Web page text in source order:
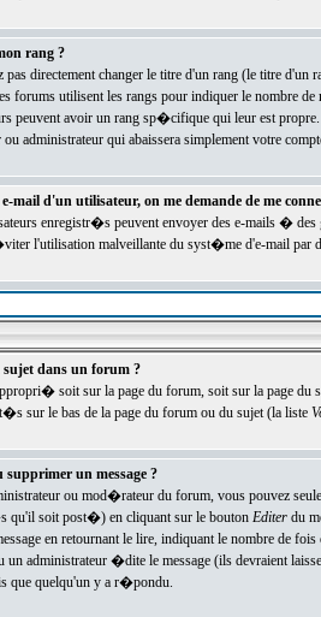
rang ?
directement changer le titre d'un rang (le titre d'un
utilisent les rangs pour indiquer le nombre de
peuvent avoir un rang sp�cifique qui leur est
administrateur qui abaissera simplement votre
mail d'un utilisateur, on me demande de me
enregistr�s peuvent envoyer des e-mails �
l'utilisation malveillante du syst�me d'e-mail par
dans un forum ?
soit sur la page du forum, soit sur la page du
sur le bas de la page du forum ou du sujet (la liste
un message ?
ou mod�rateur du forum, vous pouvez
qu'il soit post�) en cliquant sur le bouton Editerdu
en retournant le lire, indiquant le nombre
administrateur �dite le message (ils devraient
que quelqu'un y a r�pondu.